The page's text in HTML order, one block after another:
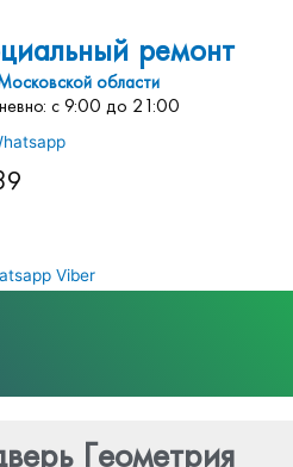
ремонт
области
с 9:00 до 21:00
Viber
Геометрия